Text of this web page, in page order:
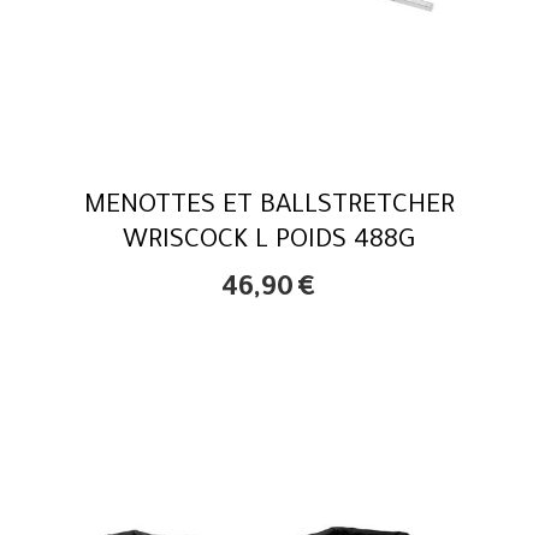
MENOTTES ET BALLSTRETCHER
WRISCOCK L POIDS 488G
46,90 €